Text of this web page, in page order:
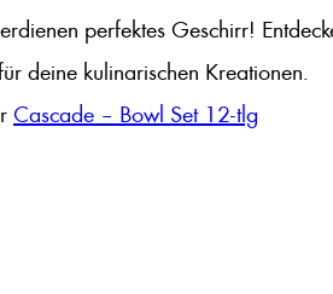
perfektes Geschirr!
deine kulinarischen Kreationen.
Cascade – Bowl Set 12-tlg